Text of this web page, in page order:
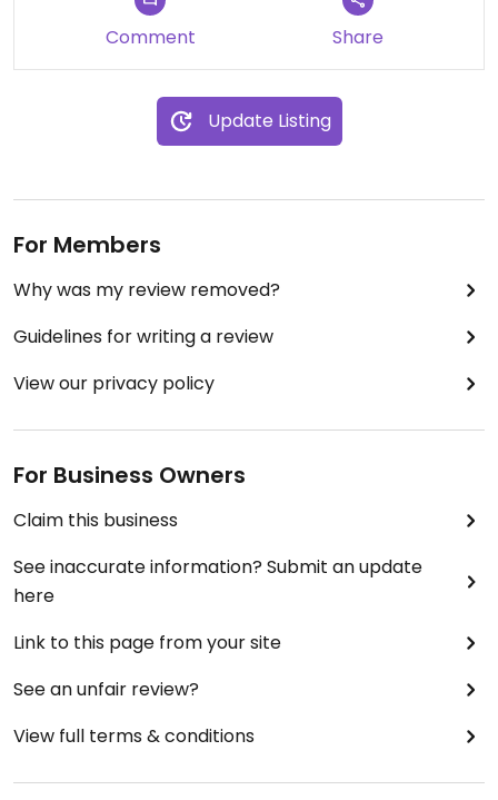
Comment Share
Update Listing
For Members
Why was my review removed?
Guidelines for writing a review
View our privacy policy
For Business Owners
Claim this business
See inaccurate information? Submit an update
here
Link to this page from your site
See an unfair review?
View full terms & conditions